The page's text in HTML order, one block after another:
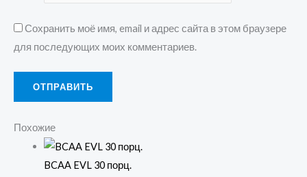
Сохранить моё имя, email и адрес сайта в этом браузере
для последующих моих комментариев.
Похожие
BCAA EVL 30 порц.